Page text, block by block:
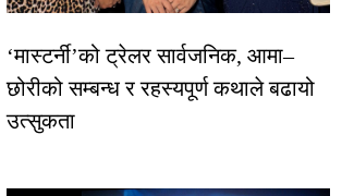
‘मास्टर्नी’को ट्रेलर सार्वजनिक, आमा–
छोरीको सम्बन्ध र रहस्यपूर्ण कथाले बढायो
उत्सुकता